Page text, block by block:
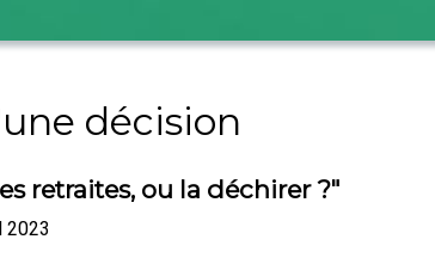
décision
retraites, ou la déchirer ?"
2023